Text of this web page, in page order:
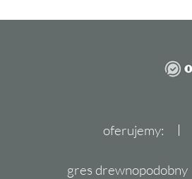
oferujemy:
gres drewnopodobny